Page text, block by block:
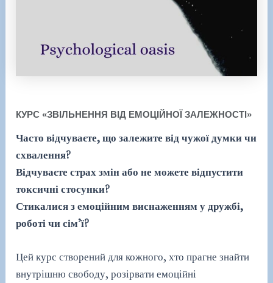
КУРС «ЗВІЛЬНЕННЯ ВІД ЕМОЦІЙНОЇ ЗАЛЕЖНОСТІ»
Часто відчуваєте, що залежите від чужої думки чи
схвалення?
Відчуваєте страх змін або не можете відпустити
токсичні стосунки?
Стикалися з емоційним виснаженням у дружбі,
роботі чи сім’ї?
Цей курс створений для кожного, хто прагне знайти
внутрішню свободу, розірвати емоційні